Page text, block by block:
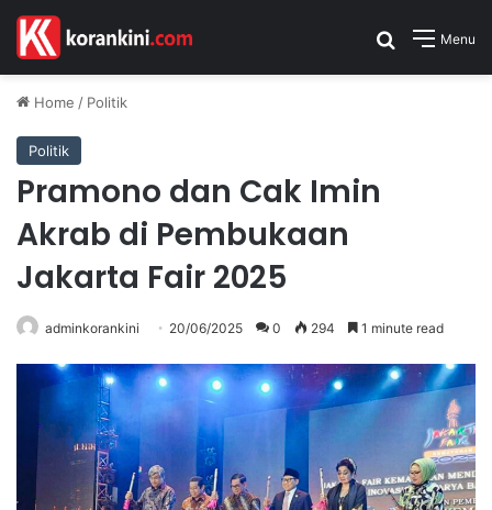
Menu
Search for
Home / Politik
Politik
Pramono dan Cak Imin
Akrab di Pembukaan
Jakarta Fair 2025
adminkorankini 20/06/2025 0 294 1 minute read